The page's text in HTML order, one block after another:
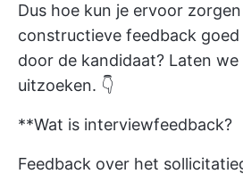
Dus hoe kun je ervoor
constructieve feedback
door de kandidaat? Laten we
uitzoeken. 👇
**Wat is interviewfeedback?
Feedback over het